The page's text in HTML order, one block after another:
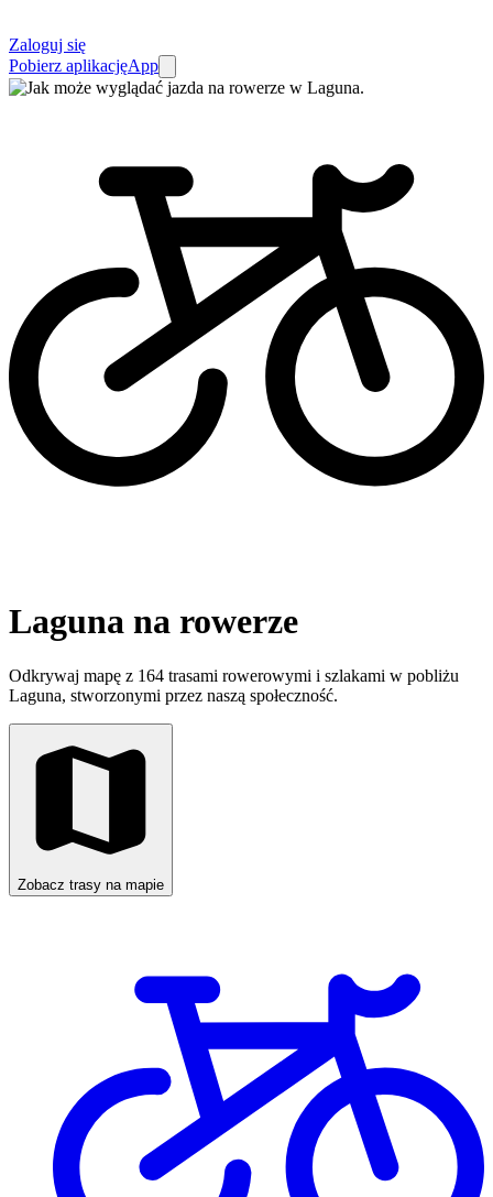
Zaloguj się
Pobierz aplikacjęApp
Laguna na rowerze
Odkrywaj mapę z 164 trasami rowerowymi i szlakami w pobliżu
Laguna, stworzonymi przez naszą społeczność.
Zobacz trasy na mapie